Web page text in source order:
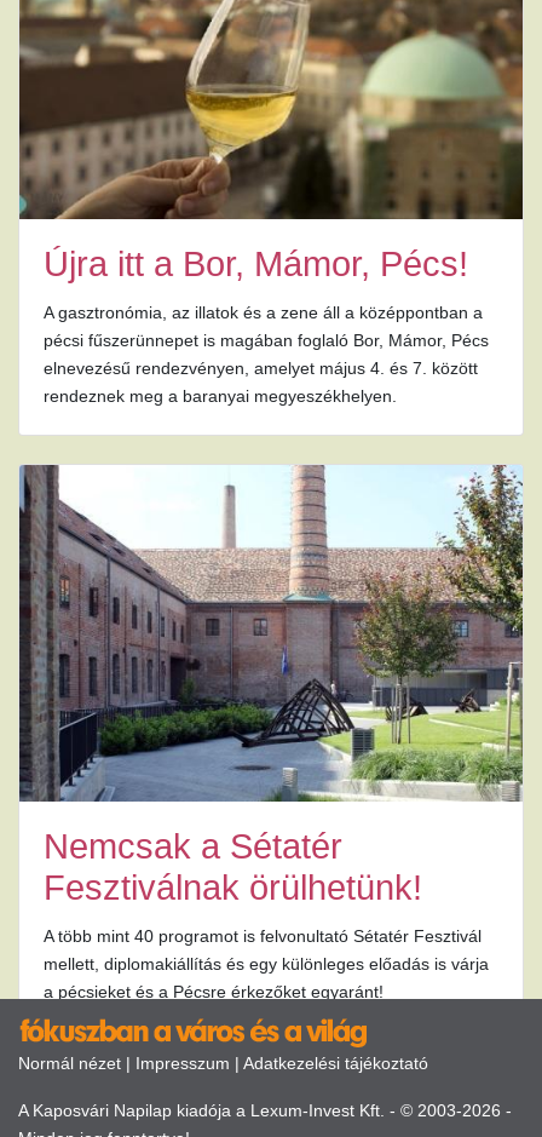
Újra itt a Bor, Mámor, Pécs!
A gasztronómia, az illatok és a zene áll a középpontban a
pécsi fűszerünnepet is magában foglaló Bor, Mámor, Pécs
elnevezésű rendezvényen, amelyet május 4. és 7. között
rendeznek meg a baranyai megyeszékhelyen.
Nemcsak a Sétatér
Fesztiválnak örülhetünk!
A több mint 40 programot is felvonultató Sétatér Fesztivál
mellett, diplomakiállítás és egy különleges előadás is várja
a pécsieket és a Pécsre érkezőket egyaránt!
Normál nézet | Impresszum | Adatkezelési tájékoztató
A Kaposvári Napilap kiadója a Lexum-Invest Kft. - © 2003-2026 -